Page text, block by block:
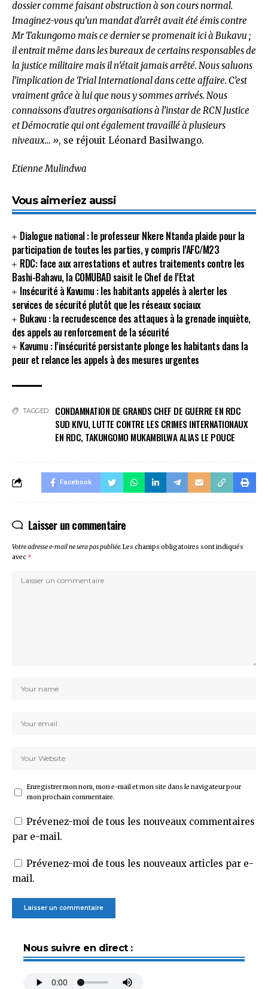
dossier comme faisant obstruction à son cours normal.
Imaginez-vous qu’un mandat d’arrêt avait été émis contre
Mr Takungomo mais ce dernier se promenait ici à Bukavu ;
il entrait même dans les bureaux de certains responsables de
la justice militaire mais il n’était jamais arrêté. Nous saluons
l’implication de Trial International dans cette affaire. C’est
vraiment grâce à lui que nous y sommes arrivés. Nous
connaissons d’autres organisations à l’instar de RCN Justice
et Démocratie qui ont également travaillé à plusieurs
niveaux… », se réjouit Léonard Basilwango.
Etienne Mulindwa
Vous aimeriez aussi
Dialogue national : le professeur Nkere Ntanda plaide pour la
participation de toutes les parties, y compris l’AFC/M23
RDC: face aux arrestations et autres traitements contre les
Bashi-Bahavu, la COMUBAD saisit le Chef de l’Etat
Insécurité à Kavumu : les habitants appelés à alerter les
services de sécurité plutôt que les réseaux sociaux
Bukavu : la recrudescence des attaques à la grenade inquiète,
des appels au renforcement de la sécurité
Kavumu : l’insécurité persistante plonge les habitants dans la
peur et relance les appels à des mesures urgentes
TAGGED:
CONDAMNATION DE GRANDS CHEF DE GUERRE EN RDC
SUD KIVU, LUTTE CONTRE LES CRIMES INTERNATIONAUX
EN RDC, TAKUNGOMO MUKAMBILWA ALIAS LE POUCE
Facebook
Laisser un commentaire
Votre adresse e-mail ne sera pas publiée.Les champs obligatoires sont indiqués
avec *
Enregistrer mon nom, mon e-mail et mon site dans le navigateur pour
mon prochain commentaire.
Prévenez-moi de tous les nouveaux commentaires
par e-mail.
Prévenez-moi de tous les nouveaux articles par e-
mail.
Nous suivre en direct :